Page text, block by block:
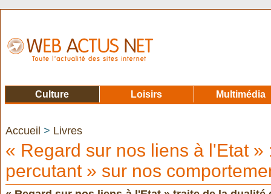
Accueil > Livres
« Regard sur nos liens à l'Etat »
percutant » sur nos
Culture Loisirs Multimédia